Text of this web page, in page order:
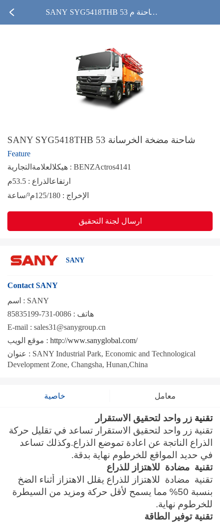
SANY SYG5418THB 53 شاحنة م
SANY SYG5418THB 53 شاحنة مضخة الخرسانة
Feature
هيكلالعلامةالتجارية : BENZActros4141
ارتفاعالذراع : 53.5م
الإخراج : 125/180م³/ساعة
ارسال لجنة التحقيق
SANY
Contact SANY
اسم : SANY
هاتف :
E-mail : sales31@sanygroup.cn
موقع الويب : http://www.sanyglobal.com/
عنوان : SANY Industrial Park, Economic and Technological
Development Zone, Changsha, Hunan,China
خاصية معامل
تقنية زر واحد لتحقيق الاستقرار
تقنية زر واحد لتحقيق الاستقرار تساعد في تقليل حركة
الذراع الناتجة عن اعادة تموضع الذراع.وكذلك تساعد
في حديد المواقع للخرطوم نهاية بدقة.
تقنية مضادة للاهتزاز للذراع
تقنية مضادة للاهتزاز للذراع يقلل الاهتزاز أثناء الضخ
بنسبة 50% مما يسمح لأقل حركة ومزيد من السيطرة
للخرطوم نهاية.
تقنية توفير الطاقة